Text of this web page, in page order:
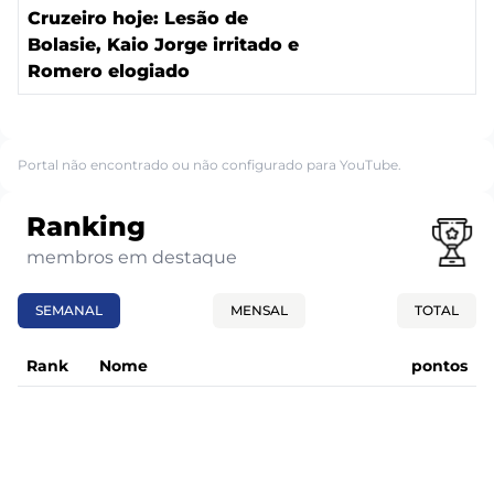
Cruzeiro hoje: Lesão de
Bolasie, Kaio Jorge irritado e
Romero elogiado
Portal não encontrado ou não configurado para YouTube.
Ranking
membros em destaque
SEMANAL MENSAL TOTAL
Rank Nome pontos